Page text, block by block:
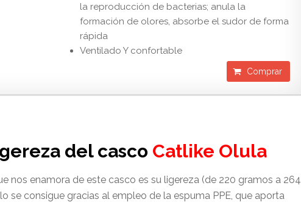
la reproducción de bacterias; anula la
formación de olores, absorbe el sudor de forma
rápida
Ventilado Y confortable
Comprar
del casco Catlike Olula
nos enamora de este casco es su ligereza (de 220 gramos a 264
se consigue gracias al empleo de la espuma PPE, que aporta